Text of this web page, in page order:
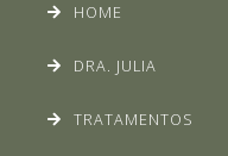
HOME
DRA. JULIA
TRATAMENTOS